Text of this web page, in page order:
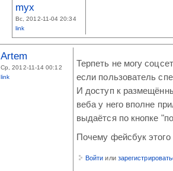
myx
Вс, 2012-11-04 20:34
link
Artem
Ср, 2012-11-14 00:12
link
Терпеть не могу
если пользователь
И доступ к
веба у него вполне
выдаётся по кнопке
Почему фейсбук
Войти или